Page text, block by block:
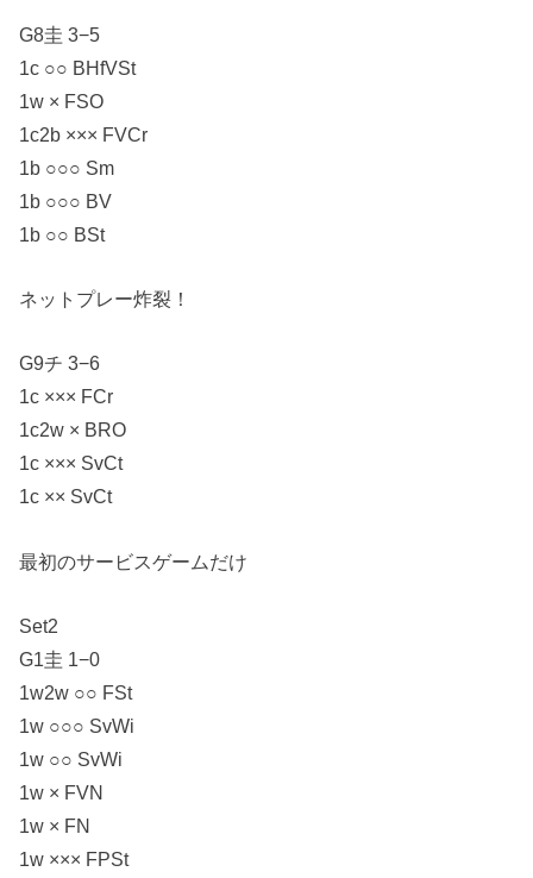
G8圭 3−5
1c ○○ BHfVSt
1w × FSO
1c2b ××× FVCr
1b ○○○ Sm
1b ○○○ BV
1b ○○ BSt
ネットプレー炸裂！
G9チ 3−6
1c ××× FCr
1c2w × BRO
1c ××× SvCt
1c ×× SvCt
最初のサービスゲームだけ
Set2
G1圭 1−0
1w2w ○○ FSt
1w ○○○ SvWi
1w ○○ SvWi
1w × FVN
1w × FN
1w ××× FPSt